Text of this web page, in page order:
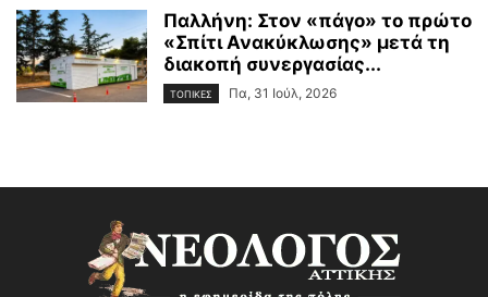
Παλλήνη: Στον «πάγο» το πρώτο
«Σπίτι Ανακύκλωσης» μετά τη
διακοπή συνεργασίας...
ΤΟΠΙΚΕΣ Πα, 31 Ιούλ, 2026